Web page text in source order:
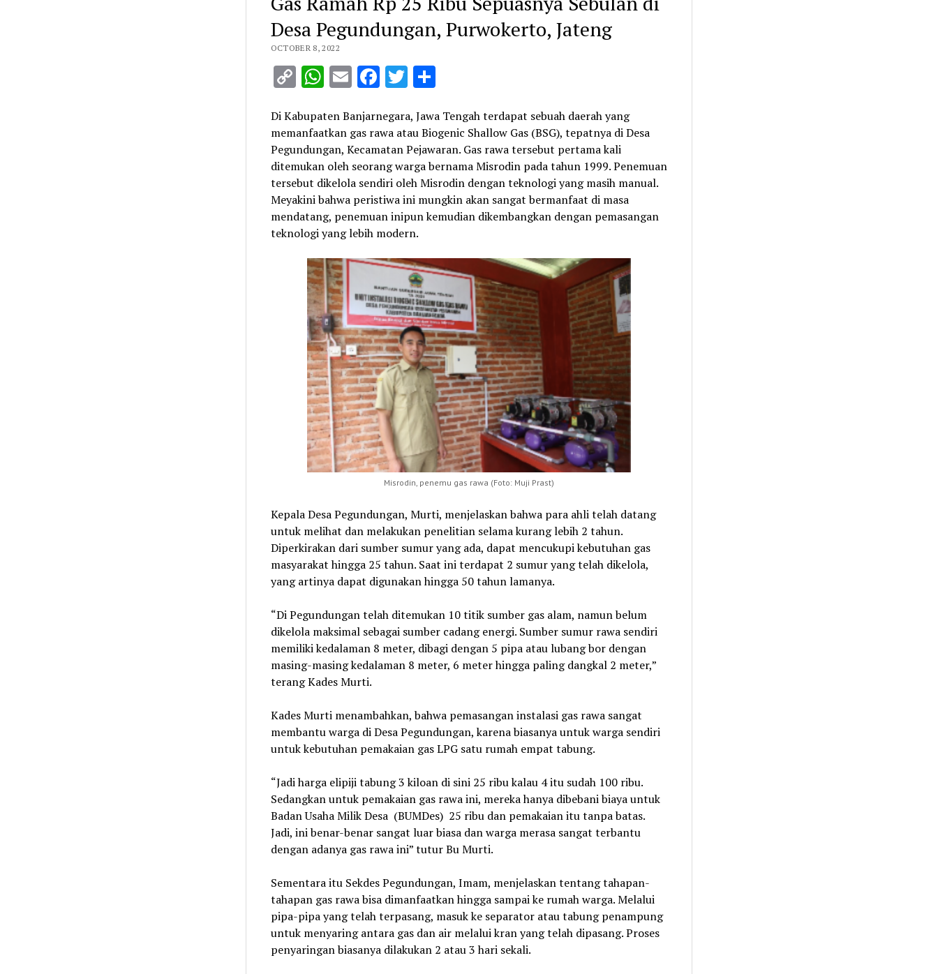
Desa Pegundungan, Purwokerto, Jateng
OCTOBER 8, 2022
CopyWhatsApp
EmailFacebook
Twitter
Share
Di Kabupaten Banjarnegara, Jawa Tengah terdapat sebuah daerah yang
memanfaatkan gas rawa atau Biogenic Shallow Gas (BSG), tepatnya di Desa
Pegundungan, Kecamatan Pejawaran. Gas rawa tersebut pertama kali
ditemukan oleh seorang warga bernama Misrodin pada tahun 1999. Penemuan
tersebut dikelola sendiri oleh Misrodin dengan teknologi yang masih manual.
Meyakini bahwa peristiwa ini mungkin akan sangat bermanfaat di masa
mendatang, penemuan inipun kemudian dikembangkan dengan pemasangan
teknologi yang lebih modern.
Misrodin, penemu gas rawa (Foto: Muji Prast)
Kepala Desa Pegundungan, Murti, menjelaskan bahwa para ahli telah datang
untuk melihat dan melakukan penelitian selama kurang lebih 2 tahun.
Diperkirakan dari sumber sumur yang ada, dapat mencukupi kebutuhan gas
masyarakat hingga 25 tahun. Saat ini terdapat 2 sumur yang telah dikelola,
yang artinya dapat digunakan hingga 50 tahun lamanya.
“Di Pegundungan telah ditemukan 10 titik sumber gas alam, namun belum
dikelola maksimal sebagai sumber cadang energi. Sumber sumur rawa sendiri
memiliki kedalaman 8 meter, dibagi dengan 5 pipa atau lubang bor dengan
masing-masing kedalaman 8 meter, 6 meter hingga paling dangkal 2 meter,”
terang Kades Murti.
Kades Murti menambahkan, bahwa pemasangan instalasi gas rawa sangat
membantu warga di Desa Pegundungan, karena biasanya untuk warga sendiri
untuk kebutuhan pemakaian gas LPG satu rumah empat tabung.
“Jadi harga elipiji tabung 3 kiloan di sini 25 ribu kalau 4 itu sudah 100 ribu.
Sedangkan untuk pemakaian gas rawa ini, mereka hanya dibebani biaya untuk
Badan Usaha Milik Desa (BUMDes) 25 ribu dan pemakaian itu tanpa batas.
Jadi, ini benar-benar sangat luar biasa dan warga merasa sangat terbantu
dengan adanya gas rawa ini” tutur Bu Murti.
Sementara itu Sekdes Pegundungan, Imam, menjelaskan tentang tahapan-
tahapan gas rawa bisa dimanfaatkan hingga sampai ke rumah warga. Melalui
pipa-pipa yang telah terpasang, masuk ke separator atau tabung penampung
untuk menyaring antara gas dan air melalui kran yang telah dipasang. Proses
penyaringan biasanya dilakukan 2 atau 3 hari sekali.